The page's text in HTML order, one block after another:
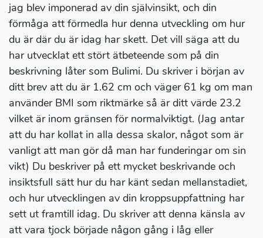
jag blev imponerad av din självinsikt, och din
förmåga att förmedla hur denna utveckling om hur
du är där du är idag har skett. Det vill säga att du
har utvecklat ett stört ätbeteende som på din
beskrivning låter som Bulimi. Du skriver i början av
ditt brev att du är 1.62 cm och väger 61 kg om man
använder BMI som riktmärke så är ditt värde 23.2
vilket är inom gränsen för normalviktigt. (Jag antar
att du har kollat in alla dessa skalor, något som är
vanligt att man gör då man har funderingar om sin
vikt) Du beskriver på ett mycket beskrivande och
insiktsfull sätt hur du har känt sedan mellanstadiet,
och hur utvecklingen av din kroppsuppfattning har
sett ut framtill idag. Du skriver att denna känsla av
att vara tjock började någon gång i låg eller